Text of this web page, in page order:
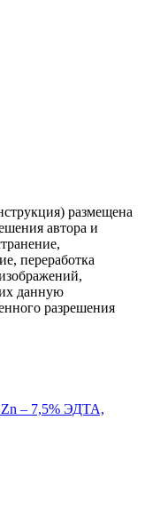
размещена
автора и
переработка
данную
разрешения
– 7,5% ЭДТА,